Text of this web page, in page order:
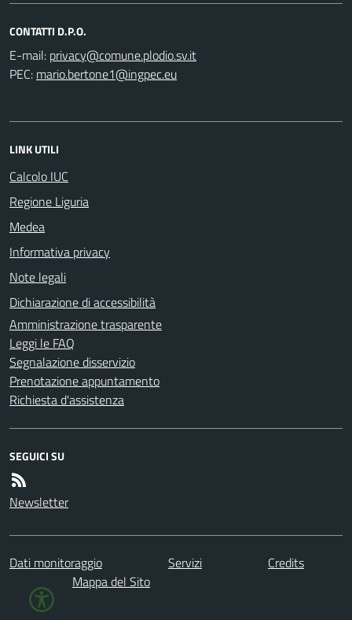
CONTATTI D.P.O.
E-mail:
PEC:
LINK UTILI
Calcolo IUC
Regione Liguria
Medea
Informativa privacy
Note legali
Dichiarazione di accessibilità
Amministrazione trasparente
Leggi le FAQ
Segnalazione disservizio
Prenotazione appuntamento
Richiesta d'assistenza
SEGUICI SU
Newsletter
Dati monitoraggio Servizi
Credits
Mappa del Sito